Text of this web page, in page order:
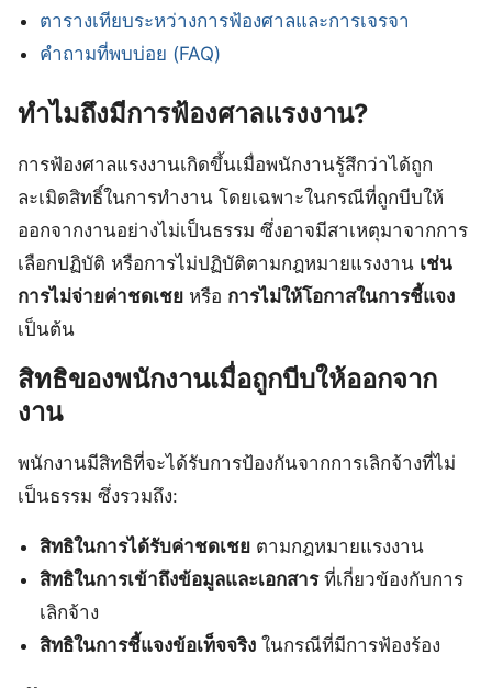
ตารางเทียบระหว่างการฟ้องศาลและการเจรจา
คำถามที่พบบ่อย (FAQ)
ทำไมถึงมีการฟ้องศาลแรงงาน?
การฟ้องศาลแรงงานเกิดขึ้นเมื่อพนักงานรู้สึกว่าได้ถูก
ละเมิดสิทธิ์ในการทำงาน โดยเฉพาะในกรณีที่ถูกบีบให้
ออกจากงานอย่างไม่เป็นธรรม ซึ่งอาจมีสาเหตุมาจากการ
เลือกปฏิบัติ หรือการไม่ปฏิบัติตามกฎหมายแรงงาน เช่น
การไม่จ่ายค่าชดเชย หรือ การไม่ให้โอกาสในการชี้แจง
เป็นต้น
สิทธิของพนักงานเมื่อถูกบีบให้ออกจาก
งาน
พนักงานมีสิทธิที่จะได้รับการป้องกันจากการเลิกจ้างที่ไม่
เป็นธรรม ซึ่งรวมถึง:
สิทธิในการได้รับค่าชดเชย ตามกฎหมายแรงงาน
สิทธิในการเข้าถึงข้อมูลและเอกสารที่เกี่ยวข้องกับการ
เลิกจ้าง
สิทธิในการชี้แจงข้อเท็จจริง ในกรณีที่มีการฟ้องร้อง